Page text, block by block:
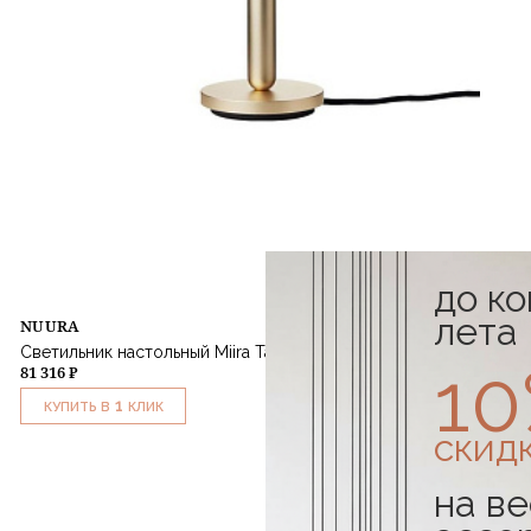
NUURA
Светильник настольный Miira Table Brass Opal
81 316 ₽
КУПИТЬ В 1 КЛИК
до
лета
на